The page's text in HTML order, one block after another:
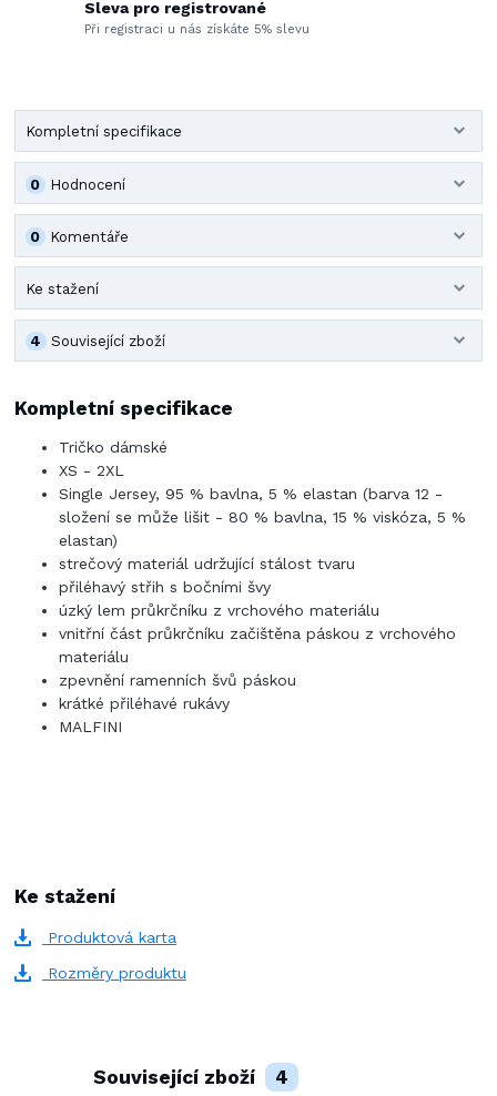
Sleva pro registrované
Při registraci u nás získáte 5% slevu
Kompletní specifikace
Hodnocení
0
Komentáře
0
Ke stažení
Související zboží
4
Kompletní specifikace
Tričko dámské
XS - 2XL
Single Jersey, 95 % bavlna, 5 % elastan (barva 12 -
složení se může lišit - 80 % bavlna, 15 % viskóza, 5 %
elastan)
strečový materiál udržující stálost tvaru
přiléhavý střih s bočními švy
úzký lem průkrčníku z vrchového materiálu
vnitřní část průkrčníku začištěna páskou z vrchového
materiálu
zpevnění ramenních švů páskou
krátké přiléhavé rukávy
MALFINI
Ke stažení
Produktová karta
Rozměry produktu
Související zboží 4